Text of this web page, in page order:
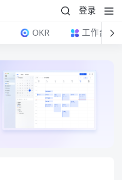
登录
OKR 工作台